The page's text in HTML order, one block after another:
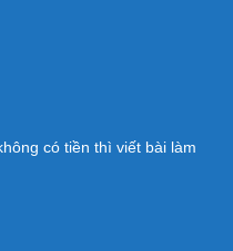
có tiền thì viết bài làm